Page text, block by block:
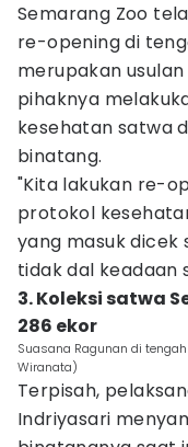
Semarang Zoo
re-opening di
merupakan
pihaknya
kesehatan satwa
binatang.
"Kita lakukan re-
protokol
yang masuk dicek
tidak dal keadaan
3. Koleksi satwa
286 ekor
Suasana Ragunan di
Wiranata)
Terpisah,
Indriyasari